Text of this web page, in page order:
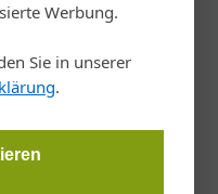
Werbung.
Sie in unserer
.
DE